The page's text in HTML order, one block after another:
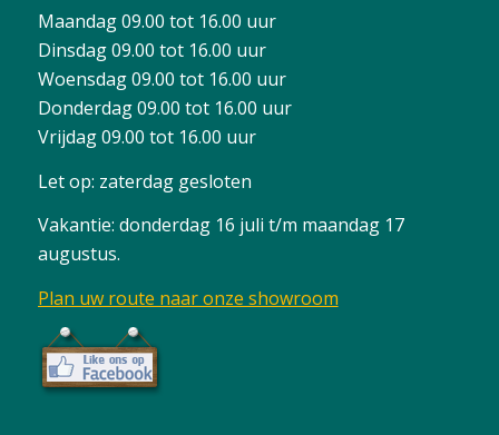
Maandag 09.00 tot 16.00 uur
Dinsdag 09.00 tot 16.00 uur
Woensdag 09.00 tot 16.00 uur
Donderdag 09.00 tot 16.00 uur
Vrijdag 09.00 tot 16.00 uur
Let op: zaterdag gesloten
Vakantie: donderdag 16 juli t/m maandag 17
augustus.
Plan uw route naar onze showroom